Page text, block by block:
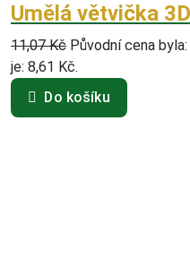
Umělá větvička
11,07Kč Původní cena
je: 8,61 Kč.
Do košíku